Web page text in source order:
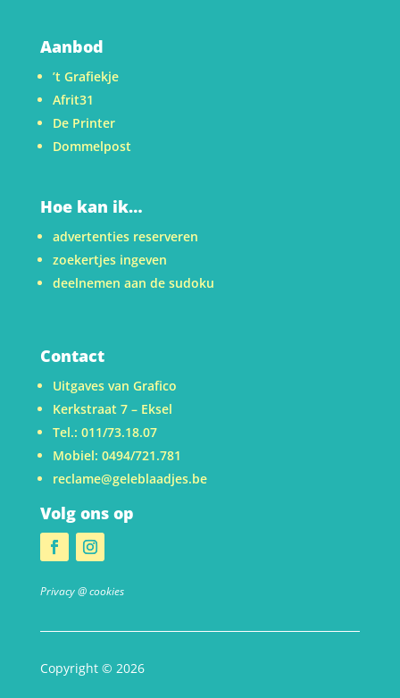
Aanbod
’t Grafiekje
Afrit31
De Printer
Dommelpost
Hoe kan ik…
advertenties reserveren
zoekertjes ingeven
deelnemen aan de sudoku
Contact
Uitgaves van Grafico
Kerkstraat 7 – Eksel
Tel.: 011/73.18.07
Mobiel: 0494/721.781
reclame@geleblaadjes.be
Volg ons op
Privacy @ cookies
Copyright © 2026